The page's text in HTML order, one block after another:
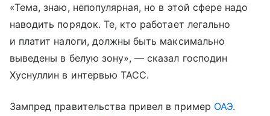
«Тема, знаю, непопулярная, но в этой сфере надо
наводить порядок. Те, кто работает легально
и платит налоги, должны быть максимально
выведены в белую зону», — сказал господин
Хуснуллин в интервью ТАСС.
Зампред правительства привел в пример ОАЭ.